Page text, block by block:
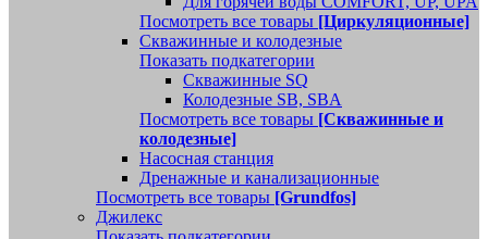
Посмотреть все товары [Циркуляционные]
Скважинные и колодезные
Показать подкатегории
Скважинные SQ
Колодезные SB, SBA
Посмотреть все товары [Скважинные и
колодезные]
Насосная станция
Дренажные и канализационные
Посмотреть все товары [Grundfos]
Джилекс